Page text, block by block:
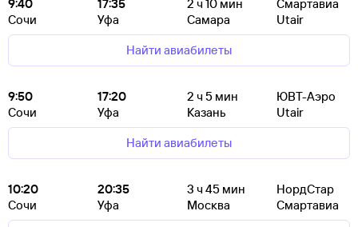
9:40
Сочи
17:35
Уфа
2 ч 10 мин
Самара
Смартавиа
Utair
Найти авиабилеты
9:50
Сочи
17:20
Уфа
2 ч 5 мин
Казань
ЮВТ-Аэро
Utair
Найти авиабилеты
10:20
Сочи
20:35
Уфа
3 ч 45 мин
Москва
НордСтар
Смартавиа